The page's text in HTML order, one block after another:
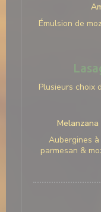
Émulsion de
Plusieurs choix
Aubergines
parmesan &